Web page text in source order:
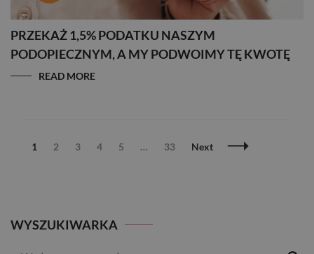
PRZEKAŻ 1,5% PODATKU NASZYM
PODOPIECZNYM, A MY PODWOIMY TĘ KWOTĘ
READ MORE
Posts
Page
1 Page
2 Page
3 Page
4 Page
5 … Page
33 Next
WYSZUKIWARKA